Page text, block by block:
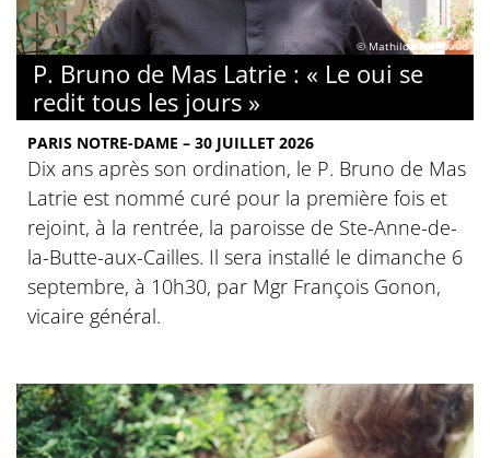
© Mathilde Rambaud
P. Bruno de Mas Latrie : « Le oui se
redit tous les jours »
PARIS NOTRE-DAME – 30 JUILLET 2026
Dix ans après son ordination, le P. Bruno de Mas
Latrie est nommé curé pour la première fois et
rejoint, à la rentrée, la paroisse de Ste-Anne-de-
la-Butte-aux-Cailles. Il sera installé le dimanche 6
septembre, à 10h30, par Mgr François Gonon,
vicaire général.